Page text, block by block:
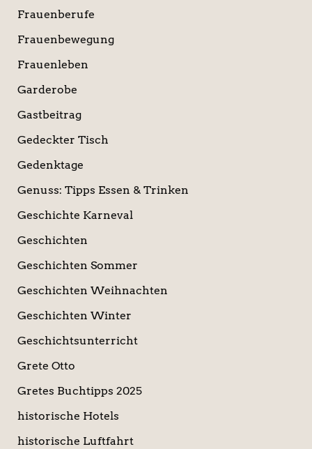
Frauenberufe
Frauenbewegung
Frauenleben
Garderobe
Gastbeitrag
Gedeckter Tisch
Gedenktage
Genuss: Tipps Essen & Trinken
Geschichte Karneval
Geschichten
Geschichten Sommer
Geschichten Weihnachten
Geschichten Winter
Geschichtsunterricht
Grete Otto
Gretes Buchtipps 2025
historische Hotels
historische Luftfahrt